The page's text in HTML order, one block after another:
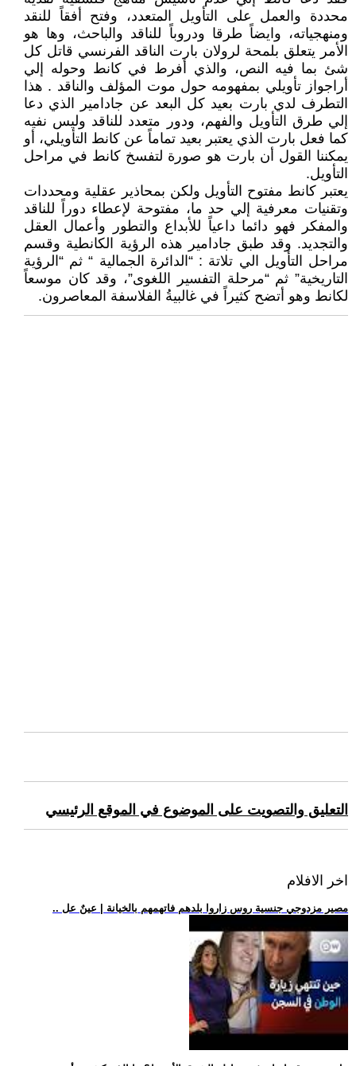
محددة والعمل على التأويل المتعدد، وفتح أفقاً للنقد
ومنهجياته، وايضاً طرقا ودروباً للناقد والباحث، وها هو
الأمر يتعلق بلمحة لرولان بارت الناقد الفرنسي قاتل كل
شئ بما فيه النص، والذي أفرط في كانط وحوله إلي
أراجواز تأويلي بمفهومه حول موت المؤلف والناقد . هذا
التطرف لدي بارت بعيد كل البعد عن جادامير الذي دعا
إلي طرق التأويل والفهم، ودور متعدد للناقد وليس نفيه
كما فعل بارت الذي يعتبر بعيد تماماً عن كانط التأويلي، أو
يمكننا القول أن بارت هو صورة لتفسخ كانط في مراحل
التأويل.
يعتبر كانط مفتوح التأويل ولكن بمحاذير عقلية ومحددات
وتقنيات معرفية إلي حد ما، مفتوحة لإعطاء دوراً للناقد
والمفكر فهو دائما داعياً للأبداع والتطور وأعمال العقل
والتجديد. وقد طبق جادامير هذه الرؤية الكانطية وقسم
مراحل التأويل الي تلاتة : “الدائرة الجمالية “ ثم “الرؤية
التاريخية” ثم “مرحلة التفسير اللغوى”، وقد كان موسعاً
لكانط وهو أتضح كثيراً في غالبيةُ الفلاسفة المعاصرون.
التعليق والتصويت على الموضوع في الموقع الرئيسي
اخر الافلام
.. مصير مزدوجي جنسية روس زاروا بلدهم فاتهمهم بالخيانة | عينٌ عل